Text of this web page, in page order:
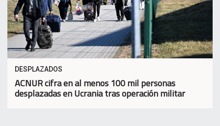
DESPLAZADOS
ACNUR cifra en al menos 100 mil personas
desplazadas en Ucrania tras operación militar